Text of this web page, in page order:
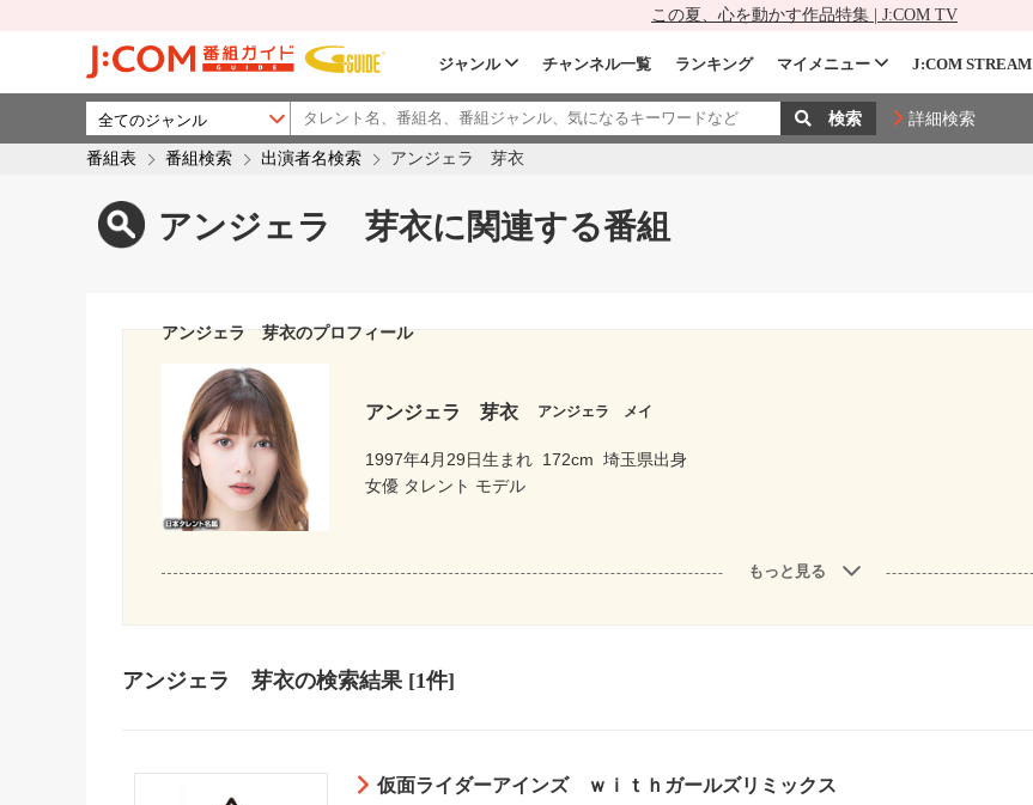
この夏、心を動かす作品特集 | J:COM TV
ジャンル チャンネル一覧 ランキング マイメニュー J:COM STREAM
詳細検索
番組表 番組検索 出演者名検索 アンジェラ 芽衣
アンジェラ 芽衣に関連する番組
アンジェラ 芽衣のプロフィール
アンジェラ 芽衣 アンジェラ メイ
1997年4月29日生まれ 172cm 埼玉県出身
女優 タレント モデル
もっと見る
アンジェラ 芽衣の検索結果 [1件]
仮面ライダーアインズ ｗｉｔｈガールズリミックス